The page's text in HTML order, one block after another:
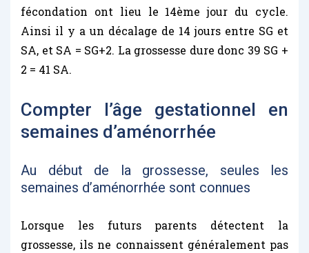
fécondation ont lieu le 14ème jour du cycle.
Ainsi il y a un décalage de 14 jours entre SG et
SA, et SA = SG+2. La grossesse dure donc 39 SG +
2 = 41 SA.
Compter l’âge gestationnel en
semaines d’aménorrhée
Au début de la grossesse, seules les
semaines d’aménorrhée sont connues
Lorsque les futurs parents détectent la
grossesse, ils ne connaissent généralement pas